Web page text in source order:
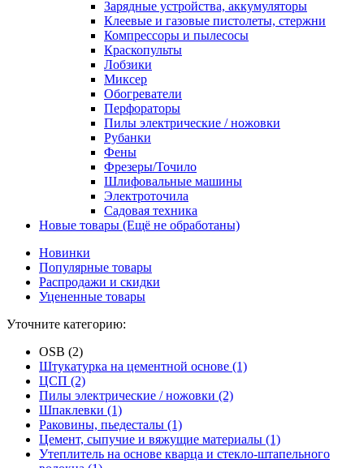
Зарядные устройства, аккумуляторы
Клеевые и газовые пистолеты, стержни
Компрессоры и пылесосы
Краскопульты
Лобзики
Миксер
Обогреватели
Перфораторы
Пилы электрические / ножовки
Рубанки
Фены
Фрезеры/Точило
Шлифовальные машины
Электроточила
Садовая техника
Новые товары (Ещё не обработаны)
Новинки
Популярные товары
Распродажи и скидки
Уцененные товары
Уточните категорию:
OSB (2)
Штукатурка на цементной основе (1)
ЦСП (2)
Пилы электрические / ножовки (2)
Шпаклевки (1)
Раковины, пьедесталы (1)
Цемент, сыпучие и вяжущие материалы (1)
Утеплитель на основе кварца и стекло-штапельного